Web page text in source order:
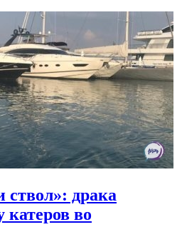
ствол»: драка
катеров во